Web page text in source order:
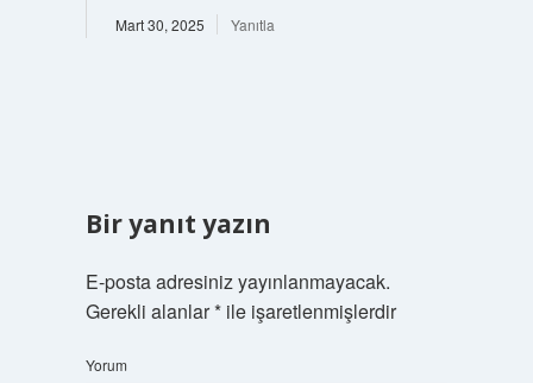
Mart 30, 2025 Yanıtla
Bir yanıt yazın
E-posta adresiniz yayınlanmayacak.
Gerekli alanlar*ile işaretlenmişlerdir
Yorum